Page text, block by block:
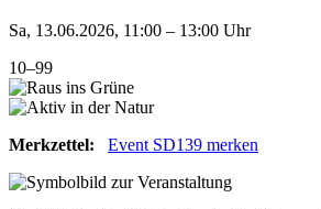
Sa, 13.06.2026, 11:00 – 13:00 Uhr
10–99
Merkzettel: Event SD139 merken